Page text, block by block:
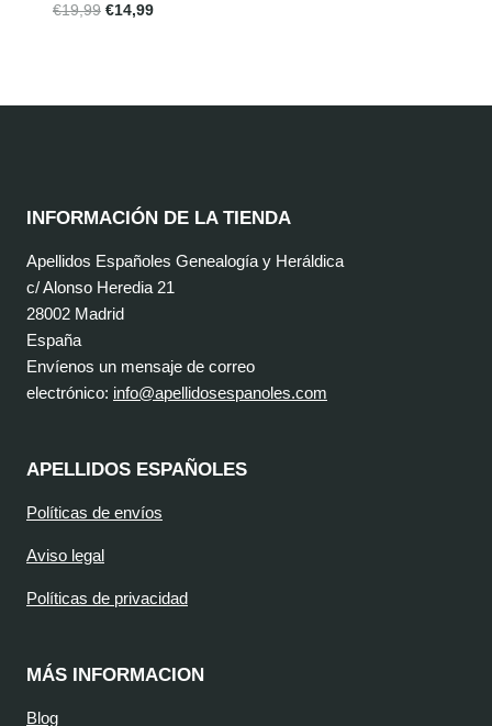
€19,99 €14,99
INFORMACIÓN DE LA TIENDA
Apellidos Españoles Genealogía y Heráldica
c/ Alonso Heredia 21
28002 Madrid
España
Envíenos un mensaje de correo
electrónico: info@apellidosespanoles.com
APELLIDOS ESPAÑOLES
Políticas de envíos
Aviso legal
Políticas de privacidad
MÁS INFORMACION
Blog